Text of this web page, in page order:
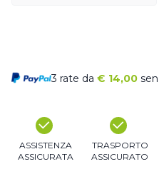
3 rate da € 14,00
ASSISTENZA
ASSICURATA
TRASPORTO
ASSICURATO